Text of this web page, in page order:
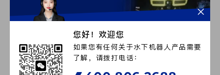
您好！欢迎您
如果您有任何关于水下机器人产品需要
了解，请拨打电话：